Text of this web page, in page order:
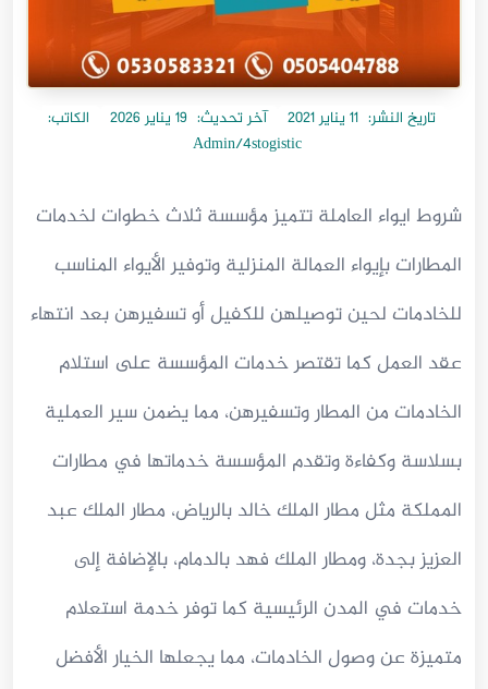
تاريخ النشر: 11 يناير 2021 آخر تحديث: 19 يناير 2026
الكاتب:
Admin/4stogistic
شروط ايواء العاملة تتميز مؤسسة ثلاث خطوات لخدمات
المطارات بإيواء العمالة المنزلية وتوفير الأيواء المناسب
للخادمات لحين توصيلهن للكفيل أو تسفيرهن بعد انتهاء
عقد العمل كما تقتصر خدمات المؤسسة على استلام
الخادمات من المطار وتسفيرهن، مما يضمن سير العملية
بسلاسة وكفاءة وتقدم المؤسسة خدماتها في مطارات
المملكة مثل مطار الملك خالد بالرياض، مطار الملك عبد
العزيز بجدة، ومطار الملك فهد بالدمام، بالإضافة إلى
خدمات في المدن الرئيسية كما توفر خدمة استعلام
متميزة عن وصول الخادمات، مما يجعلها الخيار الأفضل